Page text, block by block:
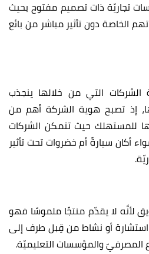
تجاريّة ذات تصميم مفتوح بحيث
الخاصة دون تأثير مباشر من بائع
التي من خلالها ينجذب
إذ تصبح هوية الشركة أهم من
للمستهلك حيث تتمكن الشركات
أكان سيارةً أم خضروات تحت تأثير
لأنَّه لا يقدّم منتجًا ملموسًا فهو
أو نشاط من قِبل طرف إلى
المصرفيّ والمؤسسات التعليميّة.